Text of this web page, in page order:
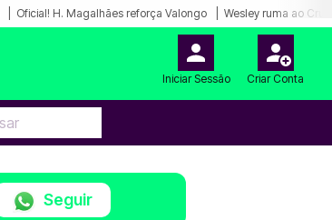
Oficial! H. Magalhães reforça Valongo Wesley ruma ao
Iniciar Sessão Criar Conta
Seguir